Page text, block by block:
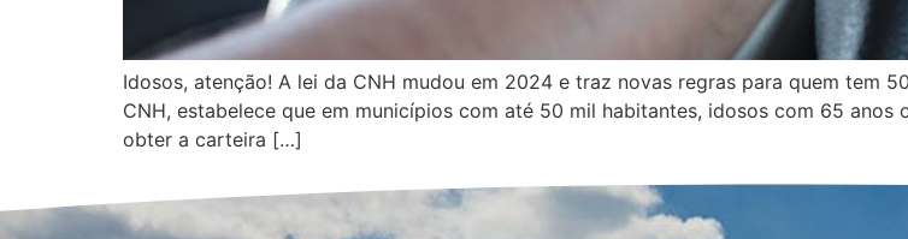
Idosos, atenção! A lei da CNH mudou em 2024 e traz novas regras para quem tem
CNH, estabelece que em municípios com até 50 mil habitantes, idosos com 65
obter a carteira […]